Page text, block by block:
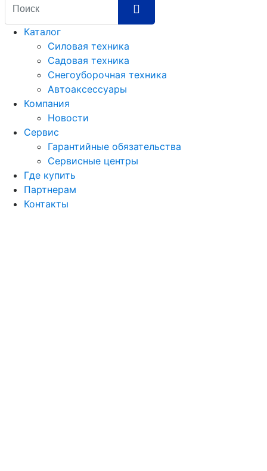
Каталог
Силовая техника
Садовая техника
Снегоуборочная техника
Автоаксессуары
Компания
Новости
Сервис
Гарантийные обязательства
Сервисные центры
Где купить
Партнерам
Контакты